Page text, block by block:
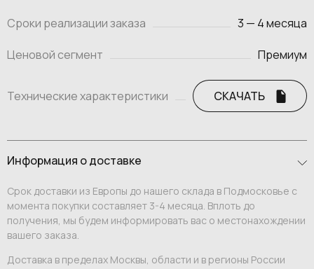
Сроки реализации заказа 3 — 4 месяца
Ценовой сегмент Премиум
Технические характеристики СКАЧАТЬ
Информация о доставке
Срок доставки из Европы до нашего склада в Подмосковье с
момента покупки составляет 3-4 месяца. Вплоть до
получения, мы будем информировать вас о местонахождении
вашего заказа.
Доставка в пределах Москвы, области и в регионы России